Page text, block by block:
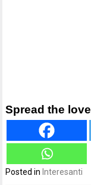
Spread the love
Posted in Interesanti